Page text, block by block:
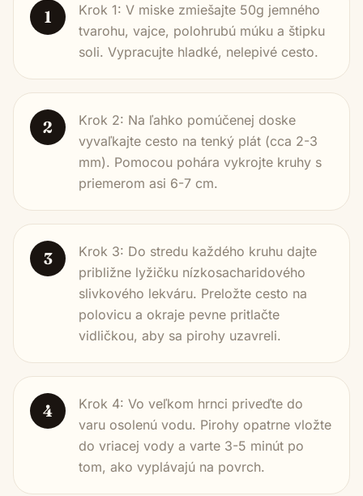
1
Krok 1: V miske zmiešajte 50g jemného
tvarohu, vajce, polohrubú múku a štipku
soli. Vypracujte hladké, nelepivé cesto.
2
Krok 2: Na ľahko pomúčenej doske
vyvaľkajte cesto na tenký plát (cca 2-3
mm). Pomocou pohára vykrojte kruhy s
priemerom asi 6-7 cm.
3
Krok 3: Do stredu každého kruhu dajte
približne lyžičku nízkosacharidového
slivkového lekváru. Preložte cesto na
polovicu a okraje pevne pritlačte
vidličkou, aby sa pirohy uzavreli.
4
Krok 4: Vo veľkom hrnci priveďte do
varu osolenú vodu. Pirohy opatrne vložte
do vriacej vody a varte 3-5 minút po
tom, ako vyplávajú na povrch.